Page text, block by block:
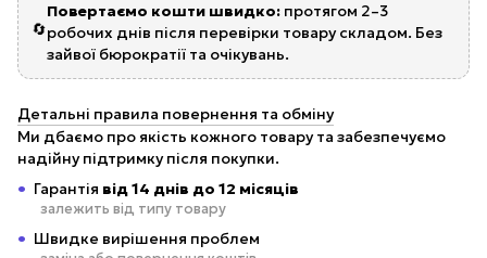
🔄
Повертаємо кошти швидко: протягом 2–3
робочих днів після перевірки товару складом. Без
зайвої бюрократії та очікувань.
Детальні правила повернення та обміну
Ми дбаємо про якість кожного товару та забезпечуємо
надійну підтримку після покупки.
Гарантія від 14 днів до 12 місяців
залежить від типу товару
Швидке вирішення проблем